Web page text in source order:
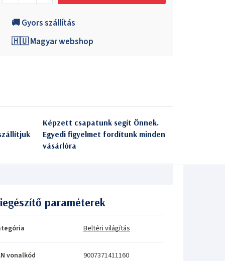
🚚 Gyors szállítás
🇭🇺 Magyar webshop
Képzett csapatunk segít Önnek.
Egyedi figyelmet fordítunk minden
vásárlóra
paraméterek
Beltéri világítás
vonalkód 9007371411160